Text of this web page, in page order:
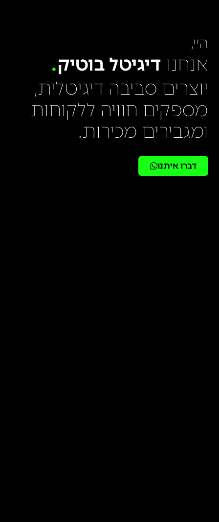
היי,
אנחנו דיגיטל בוטיק
יוצרים סביבה דיגיטלית,
מספקים חוויה ללקוחות
ומגבירים מכירות.
דברו איתנו